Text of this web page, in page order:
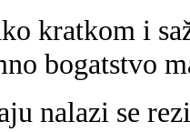
kratkom i
bogatstvo
nalazi se